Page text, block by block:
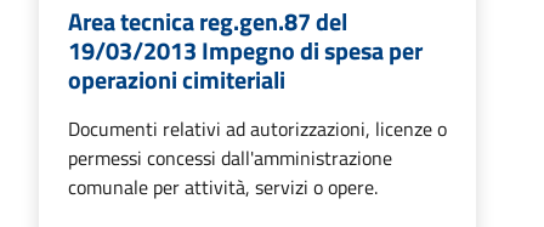
Area tecnica reg.gen.87 del
19/03/2013 Impegno di spesa per
operazioni cimiteriali
Documenti relativi ad autorizzazioni, licenze o
permessi concessi dall'amministrazione
comunale per attività, servizi o opere.